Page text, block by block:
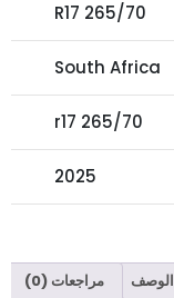
265/70 R17
South Africa
265/70 r17
2025
الوصف مراجعات (0)